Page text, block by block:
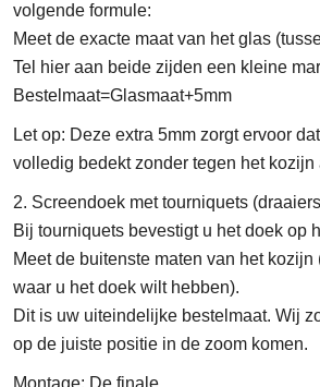
volgende formule:
Meet de exacte maat van het glas
Tel hier aan beide zijden een kleine
Bestelmaat=Glasmaat+5mm
Let op: Deze extra 5mm zorgt ervoor
volledig bedekt zonder tegen het kozijn
2. Screendoek met tourniquets
Bij tourniquets bevestigt u het doek op
Meet de buitenste maten van het kozijn
waar u het doek wilt hebben).
Dit is uw uiteindelijke bestelmaat. Wij
op de juiste positie in de zoom komen.
Montage: De finale